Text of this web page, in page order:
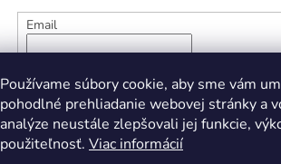
Používame súbory cookie, aby sme vám
pohodlné prehliadanie webovej stránky a
analýze neustále zlepšovali jej funkcie,
použiteľnosť. Viac informácií
Email
údajov
PRIHLÁSIŤ SA